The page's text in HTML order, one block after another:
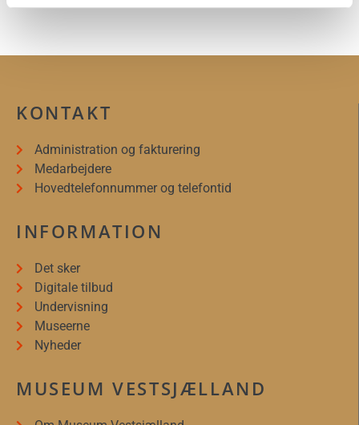
KONTAKT
Administration og fakturering
Medarbejdere
Hovedtelefonnummer og telefontid
INFORMATION
Det sker
Digitale tilbud
Undervisning
Museerne
Nyheder
MUSEUM VESTSJÆLLAND